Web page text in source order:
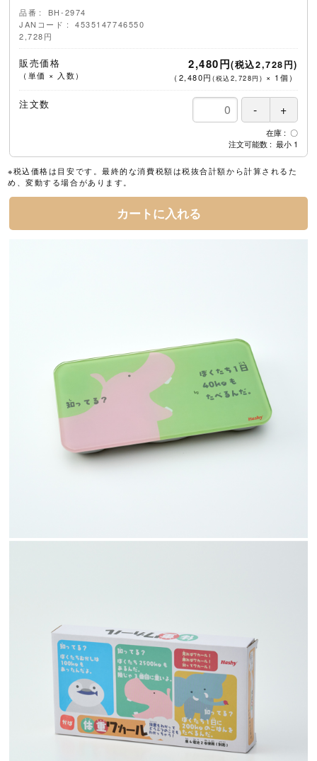
品番
BH-2974
JANコード
4535147746550
2,728円
販売価格
（単価 × 入数）
2,480円(税込2,728円)
（ 2,480円 (税込2,728円) × 1 個 ）
注文数
在庫
〇
注文可能数
最小 1
※税込価格は目安です。最終的な消費税額は税抜合計額から計算されるた
め、変動する場合があります。
カートに入れる